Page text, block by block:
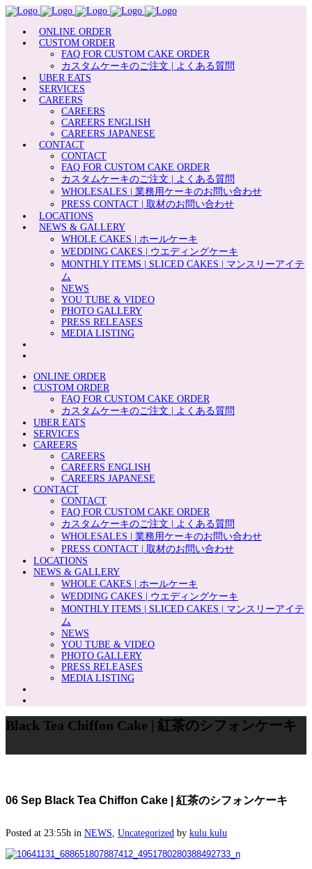
ONLINE ORDER
CUSTOM ORDER
FAQ FOR CUSTOM CAKE ORDER
カスタムケーキのご注文 | よくある質問
UBER EATS
SERVICES
CAREERS
CAREERS
CAREERS ENGLISH
CAREERS JAPANESE
CONTACT
CONTACT
FAQ FOR CUSTOM CAKE ORDER
カスタムケーキのご注文 | よくある質問
WHOLESALES | 業務用ケーキのお問い合わせ
PRESS CONTACT | 取材のお問い合わせ
LOCATIONS
NEWS & GALLERY
WHOLE CAKES | ホールケーキ
WEDDING CAKES | ウエディングケーキ
MONTHLY ITEMS | SLICED CAKES | マンスリーアイテ
ム
NEWS
YOU TUBE & VIDEO
PHOTO GALLERY
PRESS RELEASES
MEDIA LISTING
ONLINE ORDER
CUSTOM ORDER
FAQ FOR CUSTOM CAKE ORDER
カスタムケーキのご注文 | よくある質問
UBER EATS
SERVICES
CAREERS
CAREERS
CAREERS ENGLISH
CAREERS JAPANESE
CONTACT
CONTACT
FAQ FOR CUSTOM CAKE ORDER
カスタムケーキのご注文 | よくある質問
WHOLESALES | 業務用ケーキのお問い合わせ
PRESS CONTACT | 取材のお問い合わせ
LOCATIONS
NEWS & GALLERY
WHOLE CAKES | ホールケーキ
WEDDING CAKES | ウエディングケーキ
MONTHLY ITEMS | SLICED CAKES | マンスリーアイテ
ム
NEWS
YOU TUBE & VIDEO
PHOTO GALLERY
PRESS RELEASES
MEDIA LISTING
Black Tea Chiffon Cake | 紅茶のシフォンケーキ
06 Sep Black Tea Chiffon Cake | 紅茶のシフォンケーキ
Posted at 23:55h in NEWS Uncategorized by kulu kulu